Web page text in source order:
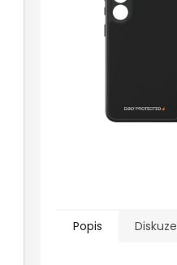
Popis Diskuze